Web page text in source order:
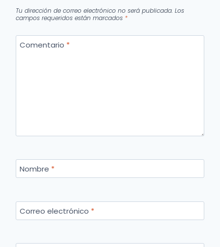
Tu dirección de correo electrónico no será publicada. Los
campos requeridos están marcados *
Comentario *
Nombre *
Correo electrónico *